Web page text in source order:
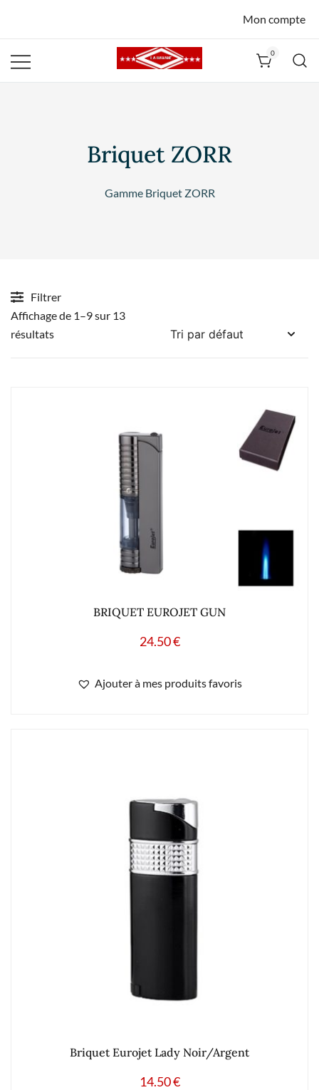
Mon compte
0
Briquet ZORR
Gamme Briquet ZORR
Filtrer
Affichage de 1–9 sur 13
résultats
BRIQUET EUROJET GUN
24.50€
Ajouter à mes produits favoris
Briquet Eurojet Lady Noir/Argent
14.50€